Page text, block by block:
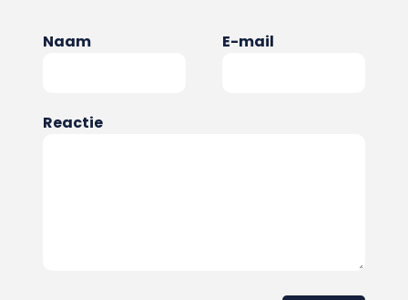
Naam E-mail
Reactie